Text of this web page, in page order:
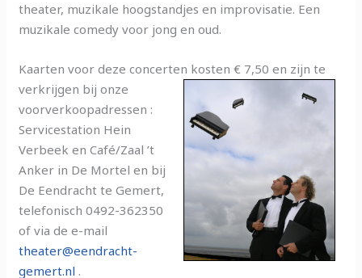
theater, muzikale hoogstandjes en improvisatie. Een
muzikale comedy voor jong en oud.
Kaarten voor deze concerten kosten € 7,50 en zijn te
verkrijgen bij onze
voorverkoopadressen :
Servicestation Hein
Verbeek en Café/Zaal ’t
Anker in De Mortel en bij
De Eendracht te Gemert,
telefonisch 0492-362350
of via de e-mail
theater@eendracht-
gemert.nl .